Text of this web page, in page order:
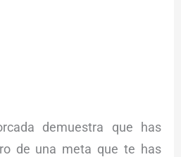
demuestra que has
de una meta que te has